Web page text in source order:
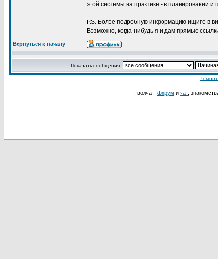
этой системы на практике - в планировании и
P.S. Более подробную информацию ищите в
Возможно, когда-нибудь я и дам прямые
Вернуться к началу
Показать сообщения:
Ремонт
| волчат: форум и чат,